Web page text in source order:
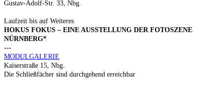
Gustav-Adolf-Str. 33, Nbg.
Laufzeit bis auf Weiteres
HOKUS FOKUS – EINE AUSSTELLUNG DER FOTOSZENE
NÜRNBERG*
---
MODULGALERIE
Kaiserstraße 15, Nbg.
Die Schließfächer sind durchgehend erreichbar